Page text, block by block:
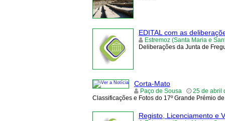
EDITAL com as
Estremoz (Santa Maria e
Deliberações da Junta de
Corta-Mato
Paço de Sousa
25 de abril
Classificações e Fotos do 17º Grande Prémio
Registo, Licenciamento e